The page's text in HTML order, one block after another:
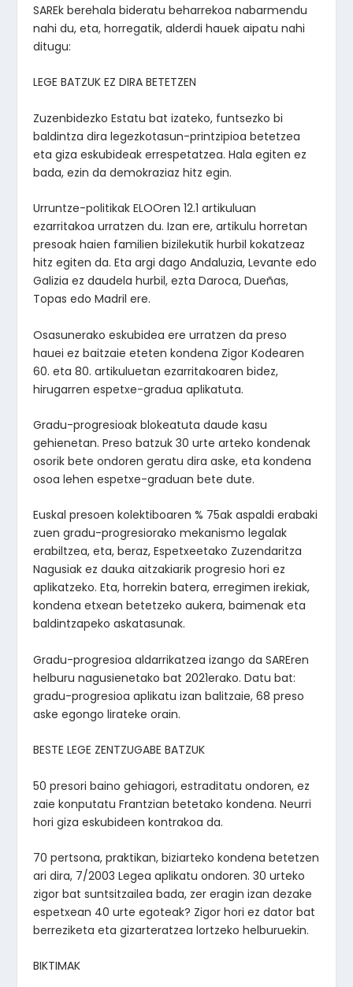
SAREk berehala bideratu beharrekoa nabarmendu
nahi du, eta, horregatik, alderdi hauek aipatu nahi
ditugu:
LEGE BATZUK EZ DIRA BETETZEN
Zuzenbidezko Estatu bat izateko, funtsezko bi
baldintza dira legezkotasun-printzipioa betetzea
eta giza eskubideak errespetatzea. Hala egiten ez
bada, ezin da demokraziaz hitz egin.
Urruntze-politikak ELOOren 12.1 artikuluan
ezarritakoa urratzen du. Izan ere, artikulu horretan
presoak haien familien bizilekutik hurbil kokatzeaz
hitz egiten da. Eta argi dago Andaluzia, Levante edo
Galizia ez daudela hurbil, ezta Daroca, Dueñas,
Topas edo Madril ere.
Osasunerako eskubidea ere urratzen da preso
hauei ez baitzaie eteten kondena Zigor Kodearen
60. eta 80. artikuluetan ezarritakoaren bidez,
hirugarren espetxe-gradua aplikatuta.
Gradu-progresioak blokeatuta daude kasu
gehienetan. Preso batzuk 30 urte arteko kondenak
osorik bete ondoren geratu dira aske, eta kondena
osoa lehen espetxe-graduan bete dute.
Euskal presoen kolektiboaren % 75ak aspaldi erabaki
zuen gradu-progresiorako mekanismo legalak
erabiltzea, eta, beraz, Espetxeetako Zuzendaritza
Nagusiak ez dauka aitzakiarik progresio hori ez
aplikatzeko. Eta, horrekin batera, erregimen irekiak,
kondena etxean betetzeko aukera, baimenak eta
baldintzapeko askatasunak.
Gradu-progresioa aldarrikatzea izango da SAREren
helburu nagusienetako bat 2021erako. Datu bat:
gradu-progresioa aplikatu izan balitzaie, 68 preso
aske egongo lirateke orain.
BESTE LEGE ZENTZUGABE BATZUK
50 presori baino gehiagori, estraditatu ondoren, ez
zaie konputatu Frantzian betetako kondena. Neurri
hori giza eskubideen kontrakoa da.
70 pertsona, praktikan, biziarteko kondena betetzen
ari dira, 7/2003 Legea aplikatu ondoren. 30 urteko
zigor bat suntsitzailea bada, zer eragin izan dezake
espetxean 40 urte egoteak? Zigor hori ez dator bat
berreziketa eta gizarteratzea lortzeko helburuekin.
BIKTIMAK